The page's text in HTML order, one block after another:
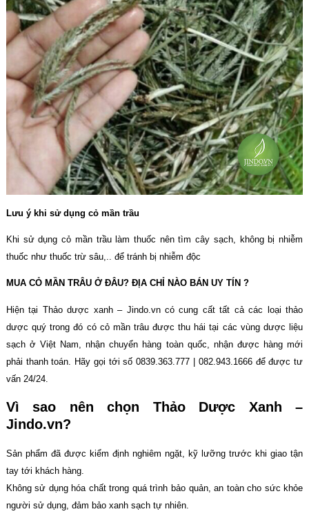
Lưu ý khi sử dụng cỏ mần trầu
Khi sử dụng cỏ mần trầu làm thuốc nên tìm cây sạch, không bị nhiễm
thuốc như thuốc trừ sâu,.. để tránh bị nhiễm độc
MUA CỎ MẦN TRÂU Ở ĐÂU? ĐỊA CHỈ NÀO BÁN UY TÍN ?
Hiện tại Thảo dược xanh – Jindo.vn có cung cất tất cả các loại thảo
dược quý trong đó có cỏ mần trâu được thu hái tại các vùng dược liệu
sạch ở Việt Nam, nhận chuyển hàng toàn quốc, nhận được hàng mới
phải thanh toán. Hãy gọi tới số 0839.363.777 | 082.943.1666 để được tư
vấn 24/24.
Vì sao nên chọn Thảo Dược Xanh –
Jindo.vn?
Sản phẩm đã được kiểm định nghiêm ngặt, kỹ lưỡng trước khi giao tận
tay tới khách hàng.
Không sử dụng hóa chất trong quá trình bảo quản, an toàn cho sức khỏe
người sử dụng, đảm bảo xanh sạch tự nhiên.